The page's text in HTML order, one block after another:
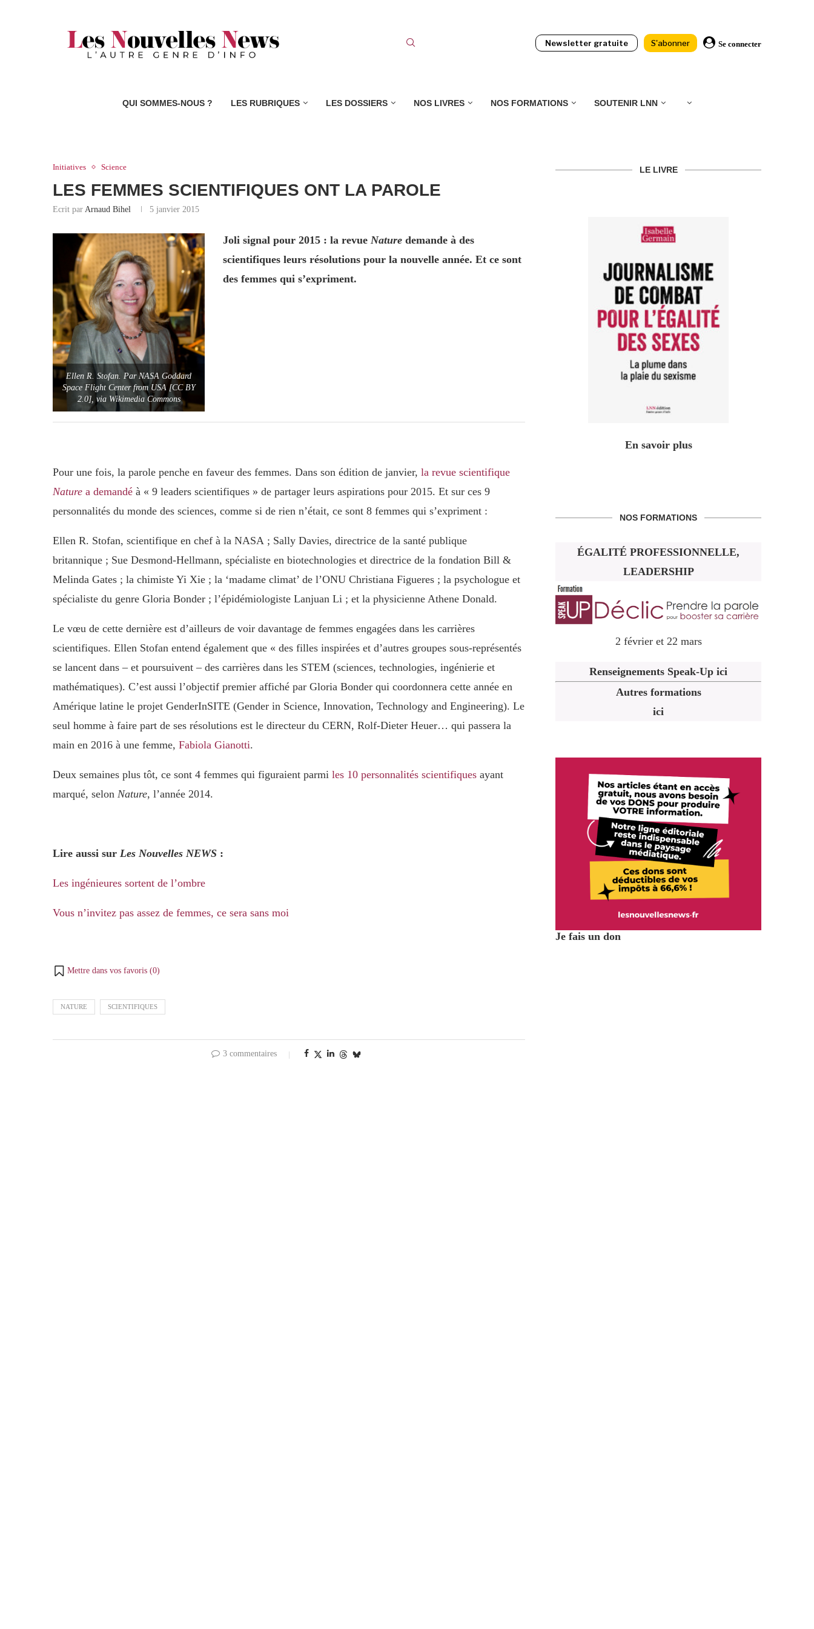
Newsletter gratuite S'abonner Se connecter
QUI SOMMES-NOUS ? LES RUBRIQUES LES DOSSIERS NOS LIVRES NOS FORMATIONS SOUTENIR LNN
Initiatives Science
LES FEMMES SCIENTIFIQUES ONT LA PAROLE
Ecrit par Arnaud Bihel 5 janvier 2015
Ellen R. Stofan. Par NASA Goddard
Space Flight Center from USA [CC BY
2.0], via Wikimedia Commons
Joli signal pour 2015 : la revue Nature demande à des
scientifiques leurs résolutions pour la nouvelle année. Et ce sont
des femmes qui s’expriment.
Pour une fois, la parole penche en faveur des femmes. Dans son édition de janvier, la revue scientifique
Nature a demandé à « 9 leaders scientifiques » de partager leurs aspirations pour 2015. Et sur ces 9
personnalités du monde des sciences, comme si de rien n’était, ce sont 8 femmes qui s’expriment :
Ellen R. Stofan, scientifique en chef à la NASA ; Sally Davies, directrice de la santé publique
britannique ; Sue Desmond-Hellmann, spécialiste en biotechnologies et directrice de la fondation Bill &
Melinda Gates ; la chimiste Yi Xie ; la ‘madame climat’ de l’ONU Christiana Figueres ; la psychologue et
spécialiste du genre Gloria Bonder ; l’épidémiologiste Lanjuan Li ; et la physicienne Athene Donald.
Le vœu de cette dernière est d’ailleurs de voir davantage de femmes engagées dans les carrières
scientifiques. Ellen Stofan entend également que « des filles inspirées et d’autres groupes sous-représentés
se lancent dans – et poursuivent – des carrières dans les STEM (sciences, technologies, ingénierie et
mathématiques). C’est aussi l’objectif premier affiché par Gloria Bonder qui coordonnera cette année en
Amérique latine le projet GenderInSITE (Gender in Science, Innovation, Technology and Engineering). Le
seul homme à faire part de ses résolutions est le directeur du CERN, Rolf-Dieter Heuer… qui passera la
main en 2016 à une femme, Fabiola Gianotti.
Deux semaines plus tôt, ce sont 4 femmes qui figuraient parmi les 10 personnalités scientifiques ayant
marqué, selon Nature, l’année 2014.
Lire aussi sur Les Nouvelles NEWS :
Les ingénieures sortent de l’ombre
Vous n’invitez pas assez de femmes, ce sera sans moi
Mettre dans vos favoris (0)
NATURE SCIENTIFIQUES
3 commentaires
LE LIVRE
En savoir plus
NOS FORMATIONS
ÉGALITÉ PROFESSIONNELLE,
LEADERSHIP
2 février et 22 mars
Renseignements Speak-Up ici
Autres formations
ici
Je fais un don